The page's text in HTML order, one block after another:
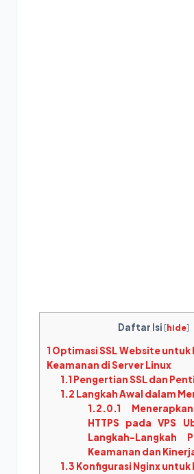
Daftar Isi [hide]
1 Optimasi SSL Website
Keamanan di Server Linux
1.1 Pengertian SSL dan
1.2 Langkah Awal dalam
1.2.0.1
HTTPS pada VPS
Langkah-Langkah
Keamanan dan
1.3 Konfigurasi Nginx untuk